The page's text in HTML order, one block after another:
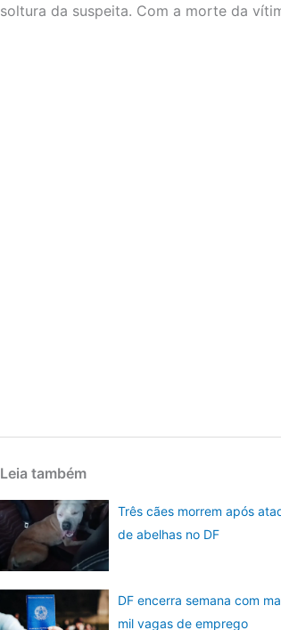
soltura da suspeita. Com a morte da
Leia também
Três cães morrem após
de abelhas no DF
DF encerra semana com
mil vagas de emprego